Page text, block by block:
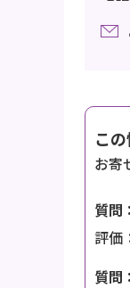
こ
お寄
質問
評価
質問